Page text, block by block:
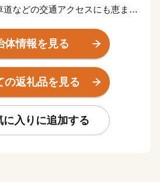
などの交通アクセスにも恵ま
約に指定されている日本を代表す
トナイ湖」や溶岩ドームを持つ世
火山の「樽前山」があり、豊かな
請書送付先】
体情報を見る
の返礼品を見る
に入りに追加する